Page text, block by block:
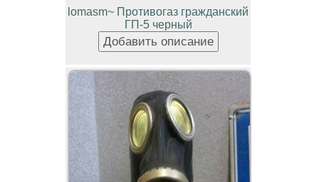
lomasm~ Противогаз гражданский
ГП-5 черный